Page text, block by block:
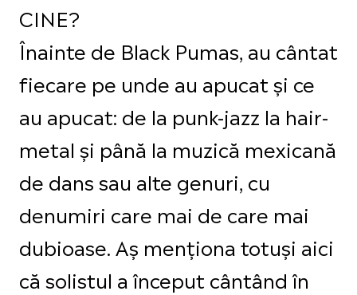
CINE?
Înainte de Black Pumas, au cântat
fiecare pe unde au apucat și ce
au apucat: de la punk-jazz la hair-
metal și până la muzică mexicană
de dans sau alte genuri, cu
denumiri care mai de care mai
dubioase. Aș menționa totuși aici
că solistul a început cântând în